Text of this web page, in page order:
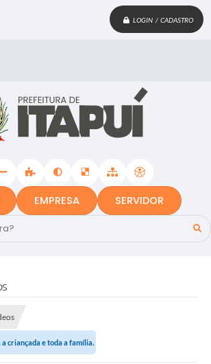
LOGIN / CADASTRO
EMPRESA SERVIDOR
criançada e toda a família.